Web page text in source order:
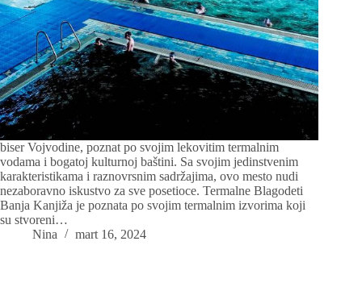
biser Vojvodine, poznat po svojim lekovitim termalnim
vodama i bogatoj kulturnoj baštini. Sa svojim jedinstvenim
karakteristikama i raznovrsnim sadržajima, ovo mesto nudi
nezaboravno iskustvo za sve posetioce. Termalne Blagodeti
Banja Kanjiža je poznata po svojim termalnim izvorima koji
su stvoreni…
Nina
mart 16, 2024